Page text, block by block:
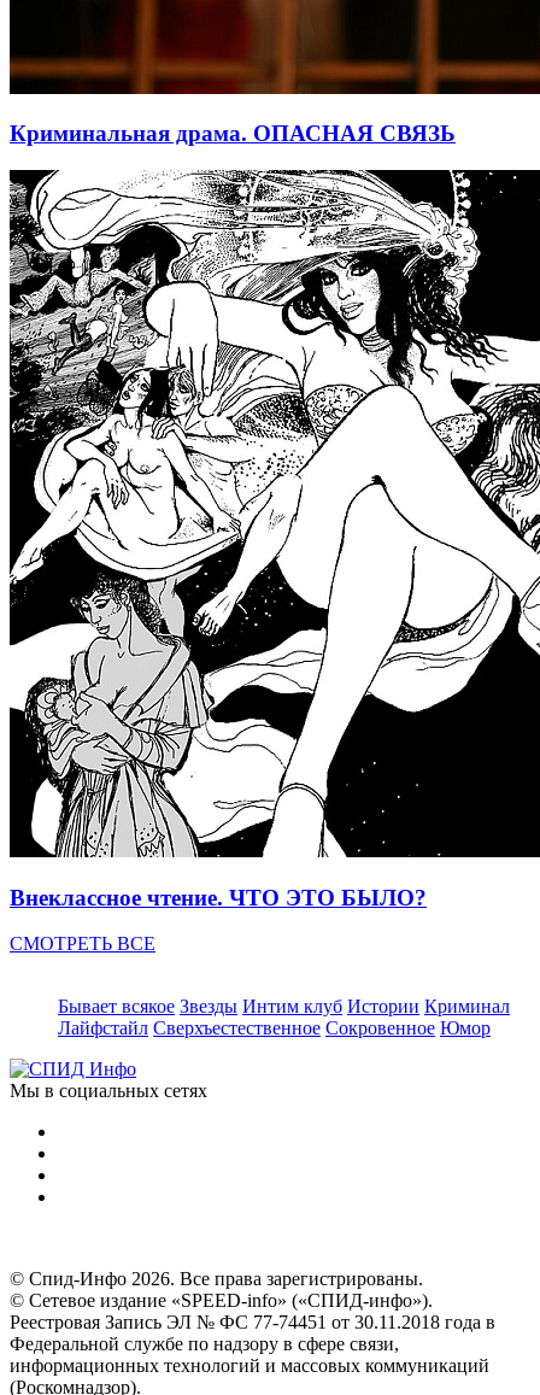
Криминальная драма. ОПАСНАЯ СВЯЗЬ
Внеклассное чтение. ЧТО ЭТО БЫЛО?
СМОТРЕТЬ ВСЕ
Бывает всякое Звезды Интим клуб Истории Криминал
Лайфстайл Сверхъестественное Сокровенное Юмор
Мы в социальных сетях
© Спид-Инфо 2026. Все права зарегистрированы.
© Сетевое издание «SPEED-info» («СПИД-инфо»).
Реестровая Запись ЭЛ № ФС 77-74451 от 30.11.2018 года в
Федеральной службе по надзору в сфере связи,
информационных технологий и массовых коммуникаций
(Роскомнадзор).